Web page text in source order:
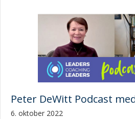
Peter DeWitt Podcast
6. oktober 2022